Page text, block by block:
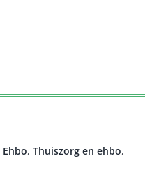
Ehbo, Thuiszorg en ehbo,